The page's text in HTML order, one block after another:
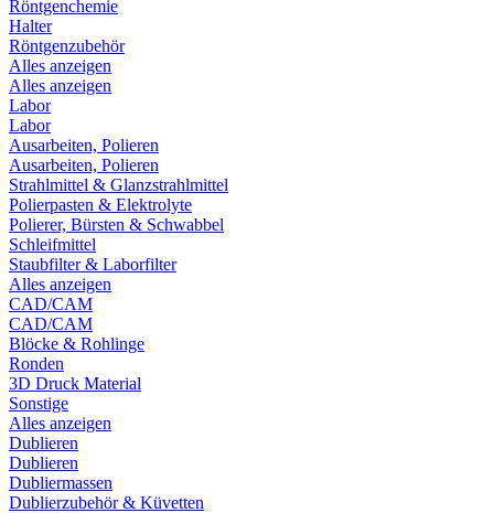
Röntgenchemie
Halter
Röntgenzubehör
Alles anzeigen
Alles anzeigen
Labor
Labor
Ausarbeiten, Polieren
Ausarbeiten, Polieren
Strahlmittel & Glanzstrahlmittel
Polierpasten & Elektrolyte
Polierer, Bürsten & Schwabbel
Schleifmittel
Staubfilter & Laborfilter
Alles anzeigen
CAD/CAM
CAD/CAM
Blöcke & Rohlinge
Ronden
3D Druck Material
Sonstige
Alles anzeigen
Dublieren
Dublieren
Dubliermassen
Dublierzubehör & Küvetten